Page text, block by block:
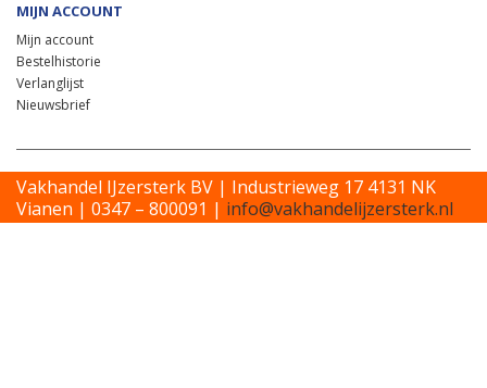
MIJN ACCOUNT
Mijn account
Bestelhistorie
Verlanglijst
Nieuwsbrief
Vakhandel IJzersterk BV | Industrieweg 17 4131 NK
Vianen | 0347 – 800091 | info@vakhandelijzersterk.nl